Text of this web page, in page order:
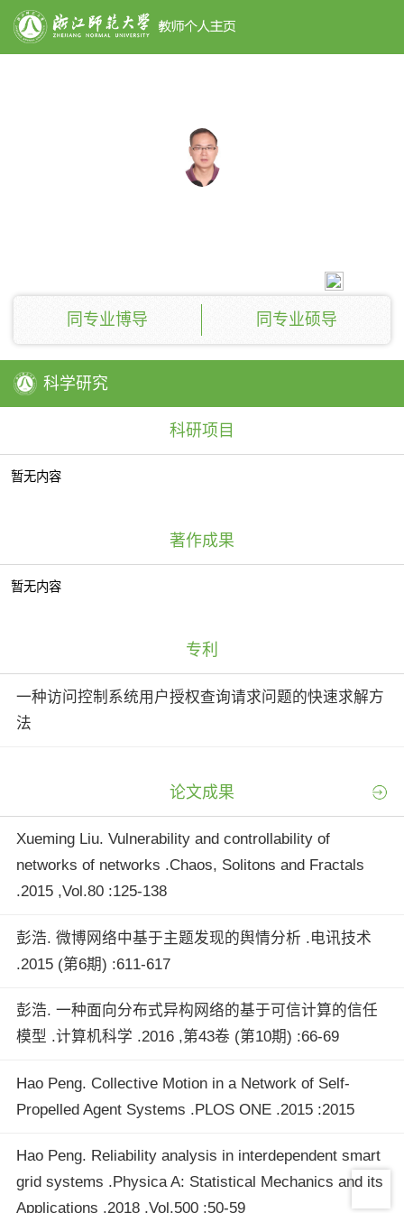
同专业博导 同专业硕导
科学研究
科研项目
暂无内容
著作成果
暂无内容
专利
一种访问控制系统用户授权查询请求问题的快速求解方
法
论文成果
Xueming Liu. Vulnerability and controllability of
networks of networks .Chaos, Solitons and Fractals
.2015 ,Vol.80 :125-138
彭浩. 微博网络中基于主题发现的舆情分析 .电讯技术
.2015 (第6期) :611-617
彭浩. 一种面向分布式异构网络的基于可信计算的信任
模型 .计算机科学 .2016 ,第43卷 (第10期) :66-69
Hao Peng. Collective Motion in a Network of Self-
Propelled Agent Systems .PLOS ONE .2015 :2015
Hao Peng. Reliability analysis in interdependent smart
grid systems .Physica A: Statistical Mechanics and its
Applications .2018 ,Vol.500 :50-59